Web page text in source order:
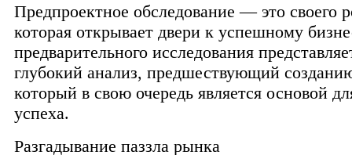
Предпроектное обследование — это своего
которая открывает двери к успешному
предварительного исследования
глубокий анализ, предшествующий
который в свою очередь является основой
успеха.
Разгадывание паззла рынка